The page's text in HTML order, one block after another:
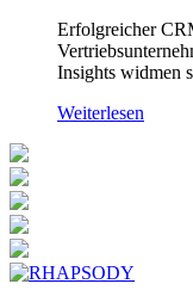
Erfolgreicher
Insights widmen
Weiterlesen